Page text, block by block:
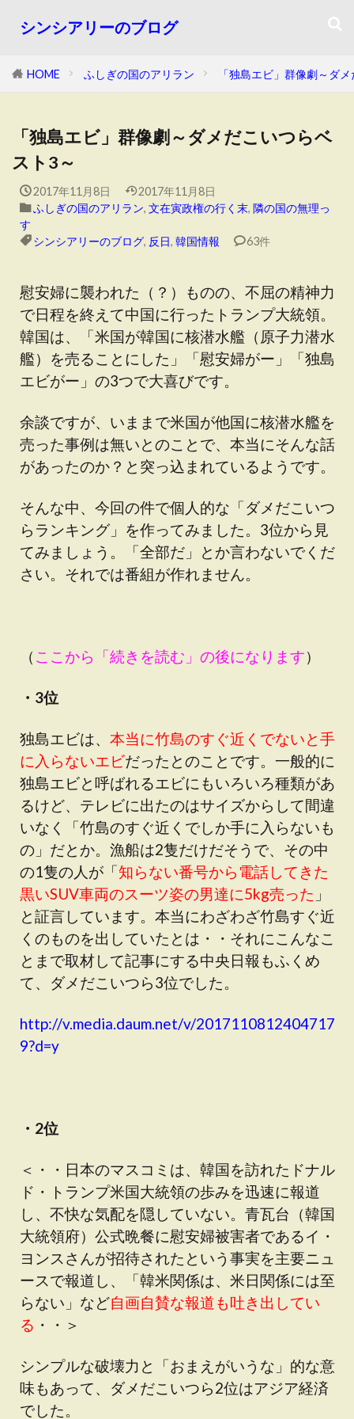
シンシアリーのブログ
HOME ふしぎの国のアリラン 「独島エビ」群像劇～ダ
「独島エビ」群像劇～ダメだこいつらベ
スト3～
2017年11月8日
2017年11月8日
ふしぎの国のアリラン, 文在寅政権の行く末, 隣の国の無理っ
す
シンシアリーのブログ, 反日, 韓国情報 63件
慰安婦に襲われた（？）ものの、不屈の精神力
で日程を終えて中国に行ったトランプ大統領。
韓国は、「米国が韓国に核潜水艦（原子力潜水
艦）を売ることにした」「慰安婦がー」「独島
エビがー」の3つで大喜びです。
余談ですが、いままで米国が他国に核潜水艦を
売った事例は無いとのことで、本当にそんな話
があったのか？と突っ込まれているようです。
そんな中、今回の件で個人的な「ダメだこいつ
らランキング」を作ってみました。3位から見
てみましょう。「全部だ」とか言わないでくだ
さい。それでは番組が作れません。
（ ここから「続きを読む」の後になります）
・3位
独島エビは、 本当に竹島のすぐ近くでないと手
に入らないエビだったとのことです。一般的に
独島エビと呼ばれるエビにもいろいろ種類があ
るけど、テレビに出たのはサイズからして間違
いなく「竹島のすぐ近くでしか手に入らないも
の」だとか。漁船は2隻だけだそうで、その中
の1隻の人が「知らない番号から電話してきた
黒いSUV車両のスーツ姿の男達に5kg売った 」
と証言しています。本当にわざわざ竹島すぐ近
くのものを出していたとは・・それにこんなこ
とまで取材して記事にする中央日報もふくめ
て、ダメだこいつら3位でした。
http://v.media.daum.net/v/2017110812404717
9?d=y
・2位
＜・・日本のマスコミは、韓国を訪れたドナル
ド・トランプ米国大統領の歩みを迅速に報道
し、不快な気配を隠していない。青瓦台（韓国
大統領府）公式晩餐に慰安婦被害者であるイ・
ヨンスさんが招待されたという事実を主要ニュ
ースで報道し、「韓米関係は、米日関係には至
らない」など自画自賛な報道も吐き出してい
る ・・＞
シンプルな破壊力と「おまえがいうな」的な意
味もあって、ダメだこいつら2位はアジア経済
でした。